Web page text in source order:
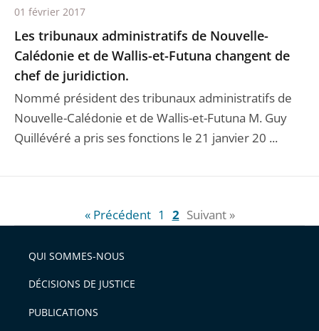
Les tribunaux administratifs de Nouvelle-
Calédonie et de Wallis-et-Futuna changent de
chef de juridiction.
Nommé président des tribunaux administratifs de
Nouvelle-Calédonie et de Wallis-et-Futuna M. Guy
Quillévéré a pris ses fonctions le 21 janvier 20 ...
01 février 2017
« Précédent 1 2 Suivant »
QUI SOMMES-NOUS
DÉCISIONS DE JUSTICE
PUBLICATIONS